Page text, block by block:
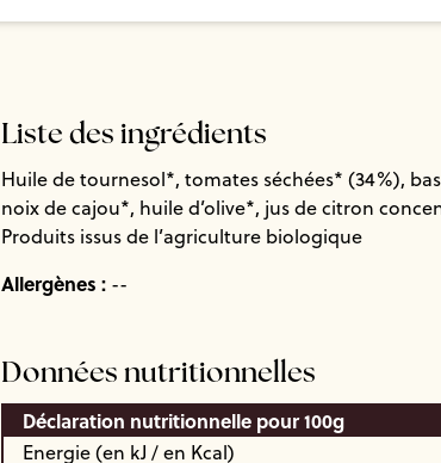
Liste des ingrédients
Huile de tournesol*, tomates séchées* (34%),
noix de cajou*, huile d’olive*, jus de citron
Produits issus de l’agriculture biologique
Allergènes : --
Données nutritionnelles
Déclaration nutritionnelle pour 100g
Energie (en kJ / en Kcal)